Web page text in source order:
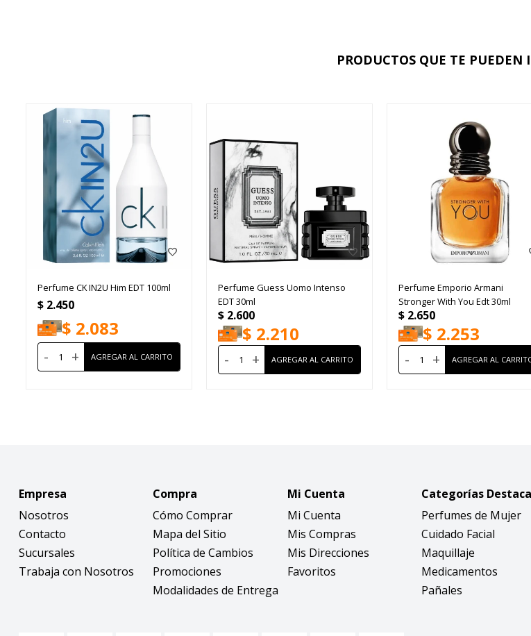
PRODUCTOS QUE TE PUEDEN
Perfume CK IN2U Him EDT 100ml
$ 2.450
$ 2.083
- +
Perfume Guess Uomo Intenso
EDT 30ml
$ 2.600
$ 2.210
- +
Perfume Emporio Armani
Stronger With You Edt 30ml
$ 2.650
$ 2.253
- +
Empresa
Nosotros
Contacto
Sucursales
Trabaja con Nosotros
Compra
Cómo Comprar
Mapa del Sitio
Política de Cambios
Promociones
Modalidades de Entrega
Mi Cuenta
Mi Cuenta
Mis Compras
Mis Direcciones
Favoritos
Categorías
Perfumes de Mujer
Cuidado Facial
Maquillaje
Medicamentos
Pañales